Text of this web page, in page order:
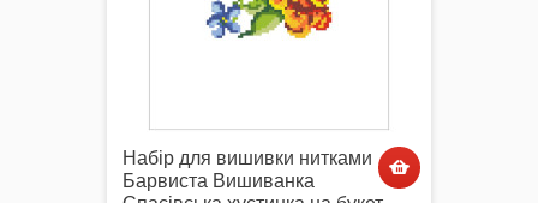
Набір для вишивки нитками
Барвиста Вишиванка